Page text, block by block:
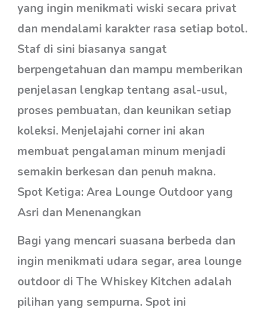
yang ingin menikmati wiski secara privat
dan mendalami karakter rasa setiap botol.
Staf di sini biasanya sangat
berpengetahuan dan mampu memberikan
penjelasan lengkap tentang asal-usul,
proses pembuatan, dan keunikan setiap
koleksi. Menjelajahi corner ini akan
membuat pengalaman minum menjadi
semakin berkesan dan penuh makna.
Spot Ketiga: Area Lounge Outdoor yang
Asri dan Menenangkan
Bagi yang mencari suasana berbeda dan
ingin menikmati udara segar, area lounge
outdoor di The Whiskey Kitchen adalah
pilihan yang sempurna. Spot ini